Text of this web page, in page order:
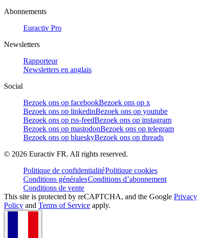
Abonnements
Euractiv Pro
Newsletters
Rapporteur
Newsletters en anglais
Social
Bezoek ons op facebookBezoek ons op x
Bezoek ons op linkedinBezoek ons op youtube
Bezoek ons op rss-feedBezoek ons op instagram
Bezoek ons op mastodonBezoek ons op telegram
Bezoek ons op blueskyBezoek ons op threads
© 2026 Euractiv FR. All rights reserved.
Politique de confidentialitéPolitique cookies
Conditions généralesConditions d’abonnement
Conditions de vente
This site is protected by reCAPTCHA, and the Google Privacy
Policy and Terms of Service apply.